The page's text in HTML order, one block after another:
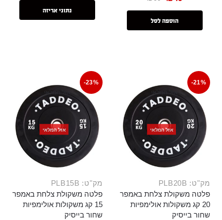
הוספה לסל
נתוני אריזה
-21%
אזל המלאי
אזל המלאי
מק"ט: PLB20B
פלטה משקולת צלחת באמפר
20 קג משקולות אולימפיות
שחור בייסיק
-23%
אזל המלאי
אזל המלאי
מק"ט: PLB15B
פלטה משקולת צלחת באמפר
15 קג משקולות אולימפיות
שחור בייסיק